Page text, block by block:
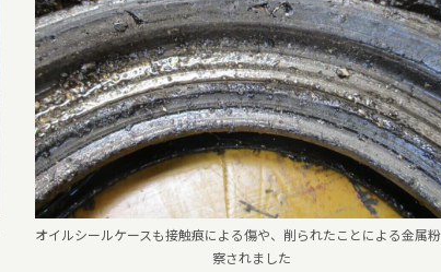
オイルシールケースも接触痕による傷や、削られたことによる金属
察されました